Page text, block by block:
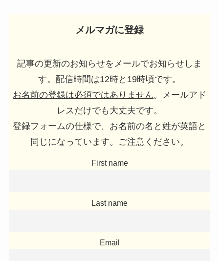
メルマガに登録
記事の更新のお知らせをメールでお知らせしま
す。配信時間は12時と19時頃です。
お名前の登録は必須ではありません。メールアド
レスだけでも大丈夫です。
登録フォームの仕様で、お名前の名と姓が英語と
同じになっています。ご注意ください。
First name
Last name
Email